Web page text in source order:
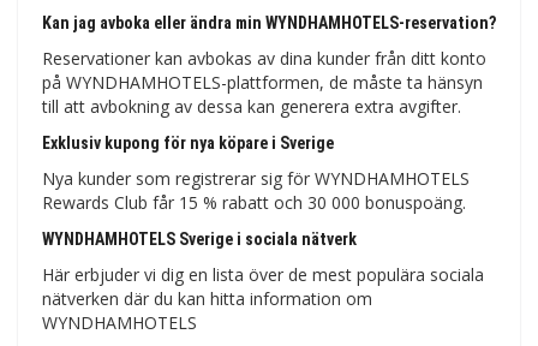
Kan jag avboka eller ändra min WYNDHAMHOTELS-reservation?
Reservationer kan avbokas av dina kunder från ditt konto
på WYNDHAMHOTELS-plattformen, de måste ta hänsyn
till att avbokning av dessa kan generera extra avgifter.
Exklusiv kupong för nya köpare i Sverige
Nya kunder som registrerar sig för WYNDHAMHOTELS
Rewards Club får 15 % rabatt och 30 000 bonuspoäng.
WYNDHAMHOTELS Sverige i sociala nätverk
Här erbjuder vi dig en lista över de mest populära sociala
nätverken där du kan hitta information om
WYNDHAMHOTELS